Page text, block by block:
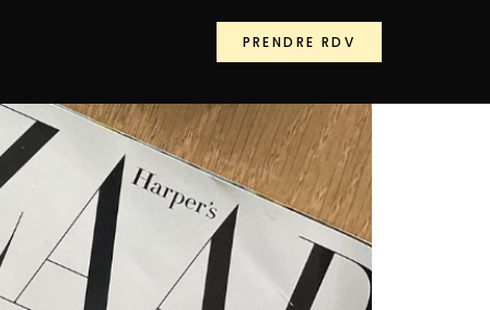
PRENDRE RDV